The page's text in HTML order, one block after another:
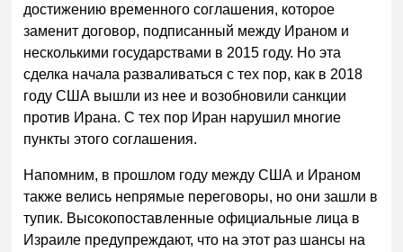
достижению временного соглашения, которое
заменит договор, подписанный между Ираном и
несколькими государствами в 2015 году. Но эта
сделка начала разваливаться с тех пор, как в 2018
году США вышли из нее и возобновили санкции
против Ирана. С тех пор Иран нарушил многие
пункты этого соглашения.
Напомним, в прошлом году между США и Ираном
также велись непрямые переговоры, но они зашли в
тупик. Высокопоставленные официальные лица в
Израиле предупреждают, что на этот раз шансы на